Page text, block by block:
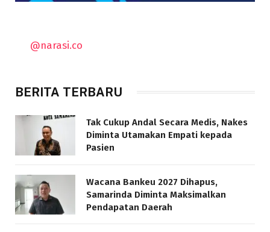
@narasi.co
BERITA TERBARU
Tak Cukup Andal Secara Medis, Nakes
Diminta Utamakan Empati kepada
Pasien
Wacana Bankeu 2027 Dihapus,
Samarinda Diminta Maksimalkan
Pendapatan Daerah